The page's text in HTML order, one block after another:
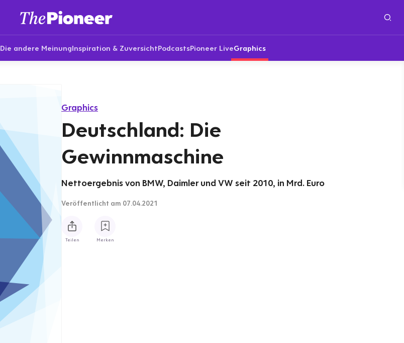
Die andere MeinungInspiration & ZuversichtPodcastsPioneer LiveGraphics
Graphics
Deutschland: Die
Gewinnmaschine
Nettoergebnis von BMW, Daimler und VW seit 2010, in Mrd. Euro
Veröffentlicht am 07.04.2021
Teilen Merken